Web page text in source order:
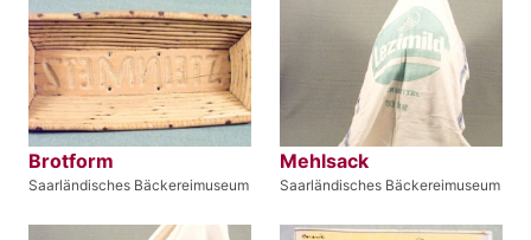
Brotform
Saarländisches Bäckereimuseum
Mehlsack
Saarländisches Bäckereimuseum